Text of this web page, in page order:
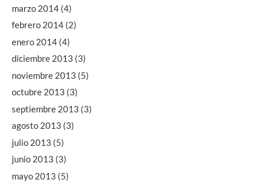
marzo 2014 (4)
febrero 2014 (2)
enero 2014 (4)
diciembre 2013 (3)
noviembre 2013 (5)
octubre 2013 (3)
septiembre 2013 (3)
agosto 2013 (3)
julio 2013 (5)
junio 2013 (3)
mayo 2013 (5)